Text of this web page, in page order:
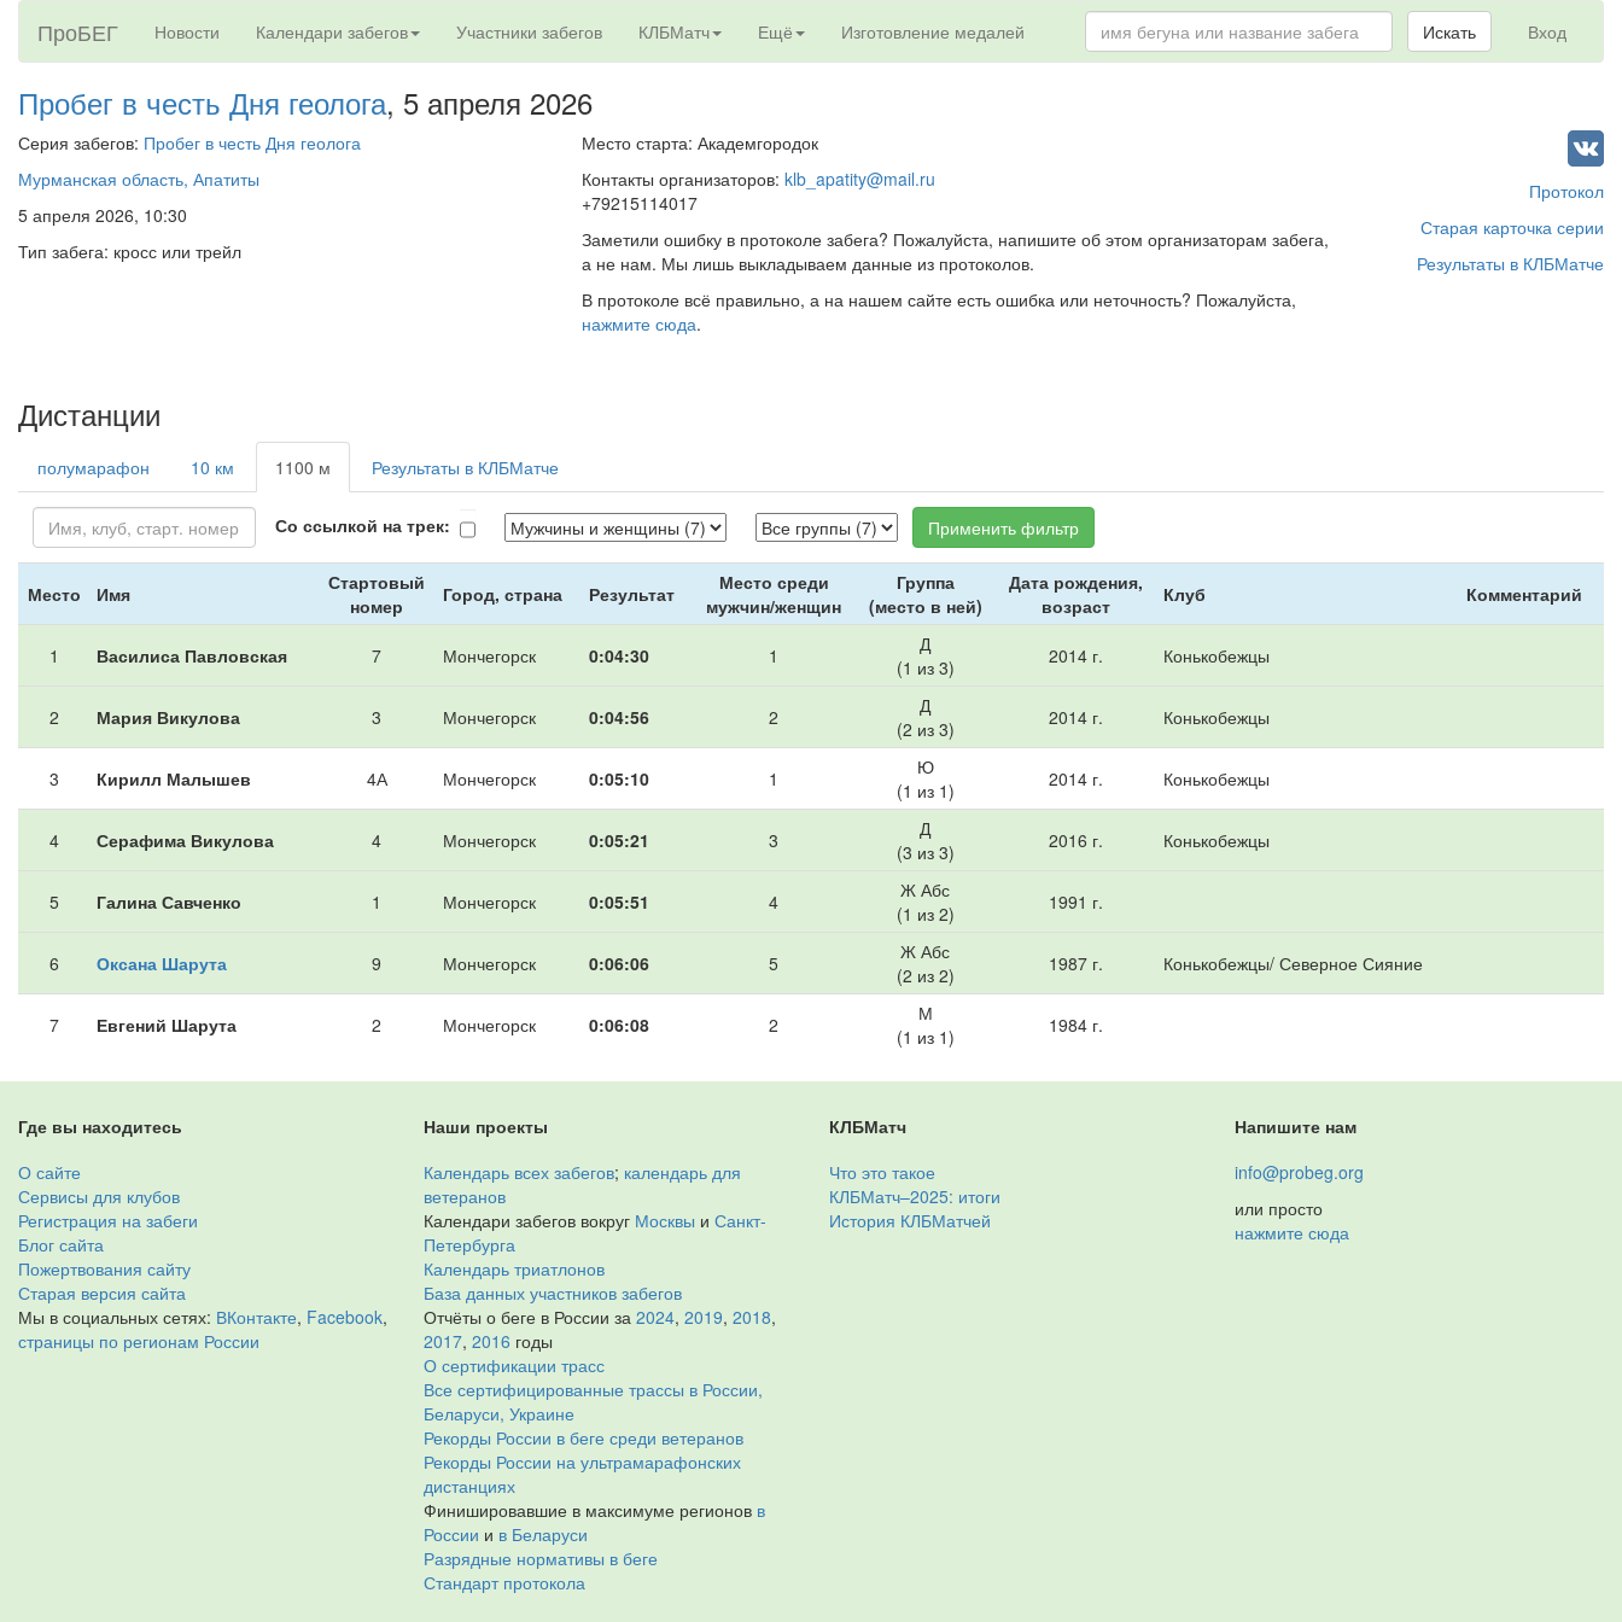
ПроБЕГ Новости Календари забегов Участники забегов КЛБМатч Ещё Изготовление медалей Вход
Искать
Пробег в честь Дня геолога, 5 апреля 2026
Серия забегов: Пробег в честь Дня геолога
Мурманская область, Апатиты
5 апреля 2026, 10:30
Тип забега: кросс или трейл
Место старта: Академгородок
Контакты организаторов: klb_apatity@mail.ru
+79215114017
Заметили ошибку в протоколе забега? Пожалуйста, напишите об этом организаторам забега,
а не нам. Мы лишь выкладываем данные из протоколов.
В протоколе всё правильно, а на нашем сайте есть ошибка или неточность? Пожалуйста,
нажмите сюда.
Протокол
Старая карточка серии
Результаты в КЛБМатче
Дистанции
полумарафон 10 км 1100 м Результаты в КЛБМатче
Со ссылкой на трек: Применить фильтр
Место Имя
Стартовый
номер
Город, страна Результат
Место среди
мужчин/женщин
Группа
(место в ней)
Дата рождения,
возраст
Клуб Комментарий
1 Василиса Павловская 7 Мончегорск 0:04:30 1
Д
(1 из 3)
2014 г. Конькобежцы
2 Мария Викулова 3 Мончегорск 0:04:56 2
Д
(2 из 3)
2014 г. Конькобежцы
3 Кирилл Малышев 4А Мончегорск 0:05:10 1
Ю
(1 из 1)
2014 г. Конькобежцы
4 Серафима Викулова 4 Мончегорск 0:05:21 3
Д
(3 из 3)
2016 г. Конькобежцы
5 Галина Савченко 1 Мончегорск 0:05:51 4
Ж Абс
(1 из 2)
1991 г.
6 Оксана Шарута 9 Мончегорск 0:06:06 5
Ж Абс
(2 из 2)
1987 г. Конькобежцы/ Северное Сияние
7 Евгений Шарута 2 Мончегорск 0:06:08 2
М
(1 из 1)
1984 г.
Где вы находитесь
О сайте
Сервисы для клубов
Регистрация на забеги
Блог сайта
Пожертвования сайту
Старая версия сайта
Мы в социальных сетях: ВКонтакте, Facebook,
страницы по регионам России
Наши проекты
Календарь всех забегов; календарь для
ветеранов
Календари забегов вокруг Москвы и Санкт-
Петербурга
Календарь триатлонов
База данных участников забегов
Отчёты о беге в России за 2024, 2019, 2018,
2017, 2016 годы
О сертификации трасс
Все сертифицированные трассы в России,
Беларуси, Украине
Рекорды России в беге среди ветеранов
Рекорды России на ультрамарафонских
дистанциях
Финишировавшие в максимуме регионов в
России и в Беларуси
Разрядные нормативы в беге
Стандарт протокола
КЛБМатч
Что это такое
КЛБМатч–2025: итоги
История КЛБМатчей
Напишите нам
info@probeg.org
или просто
нажмите сюда